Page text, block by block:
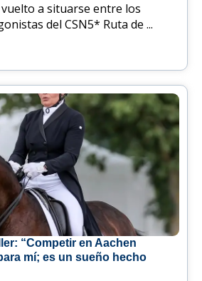
a situarse entre los
del CSN5* Ruta de ...
“Competir en Aachen
mí; es un sueño hecho